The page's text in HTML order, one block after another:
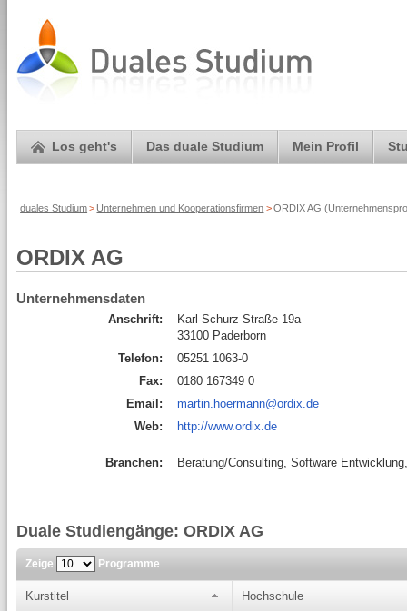
Los geht's Das duale Studium Mein Profil
duales Studium> Unternehmen und Kooperationsfirmen >ORDIX AG
ORDIX AG
Unternehmensdaten
Anschrift:
Karl-Schurz-Straße 19a
33100 Paderborn
Telefon:
05251 1063-0
Fax:
0180 167349 0
Email:
martin.hoermann@ordix.de
Web:
http://www.ordix.de
Branchen: Beratung/Consulting, Software
Duale Studiengänge: ORDIX AG
Zeige Programme
Kurstitel Hochschule